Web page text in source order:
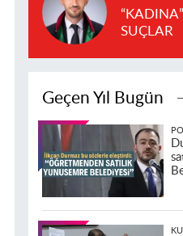
SUÇLAR
Geçen Yıl Bugün